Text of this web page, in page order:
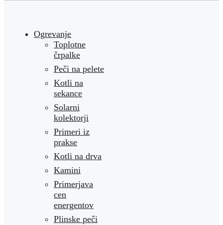
Ogrevanje
Toplotne
črpalke
Peči na pelete
Kotli na
sekance
Solarni
kolektorji
Primeri iz
prakse
Kotli na drva
Kamini
Primerjava
cen
energentov
Plinske peči